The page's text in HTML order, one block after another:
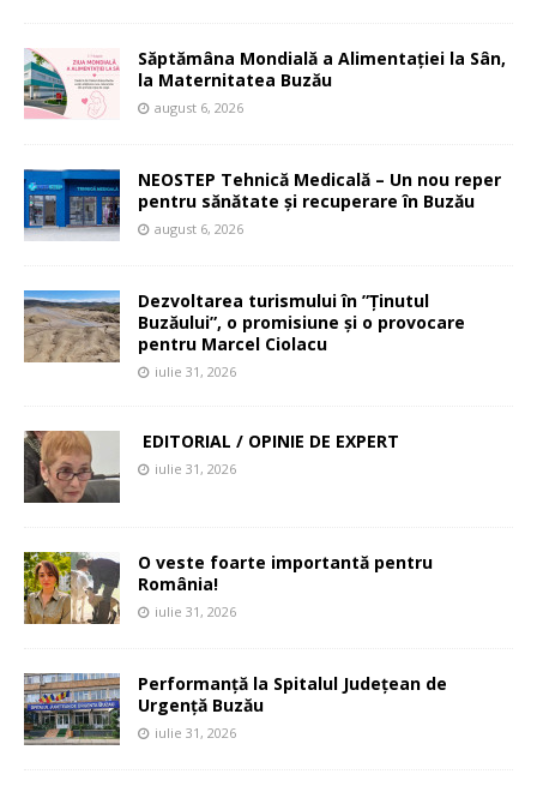
Săptămâna Mondială a Alimentației la Sân,
la Maternitatea Buzău
august 6, 2026
NEOSTEP Tehnică Medicală – Un nou reper
pentru sănătate și recuperare în Buzău
august 6, 2026
Dezvoltarea turismului în ”Ținutul
Buzăului”, o promisiune și o provocare
pentru Marcel Ciolacu
iulie 31, 2026
EDITORIAL / OPINIE DE EXPERT
iulie 31, 2026
O veste foarte importantă pentru
România!
iulie 31, 2026
Performanță la Spitalul Județean de
Urgență Buzău
iulie 31, 2026